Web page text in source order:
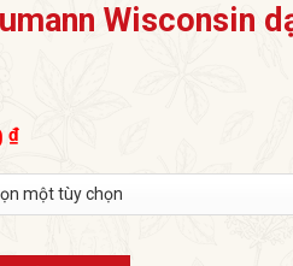
Wisconsin
₫Khoảng
từ
1.219.000 ₫
4.039.000 ₫